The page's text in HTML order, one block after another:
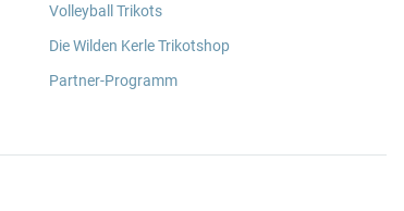
Volleyball Trikots
Die Wilden Kerle Trikotshop
Partner-Programm